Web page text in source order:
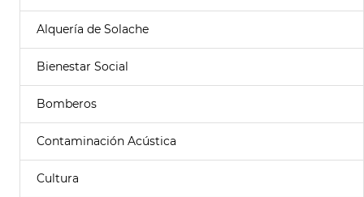
Alquería de Solache
Bienestar Social
Bomberos
Contaminación Acústica
Cultura